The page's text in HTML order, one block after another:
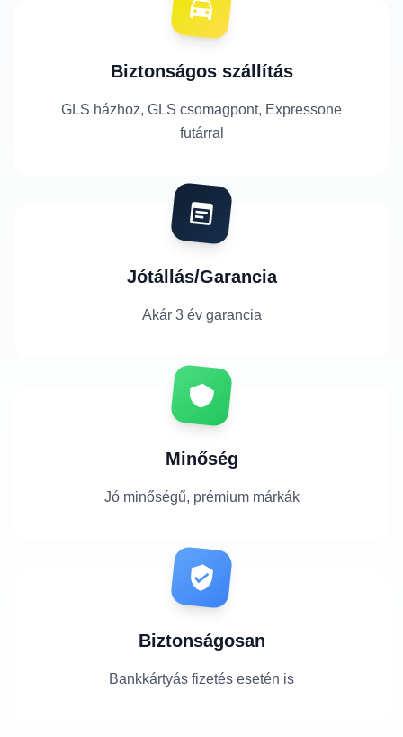
Biztonságos szállítás
GLS házhoz, GLS csomagpont, Expressone
futárral
Jótállás/Garancia
Akár 3 év garancia
Minőség
Jó minőségű, prémium márkák
Biztonságosan
Bankkártyás fizetés esetén is